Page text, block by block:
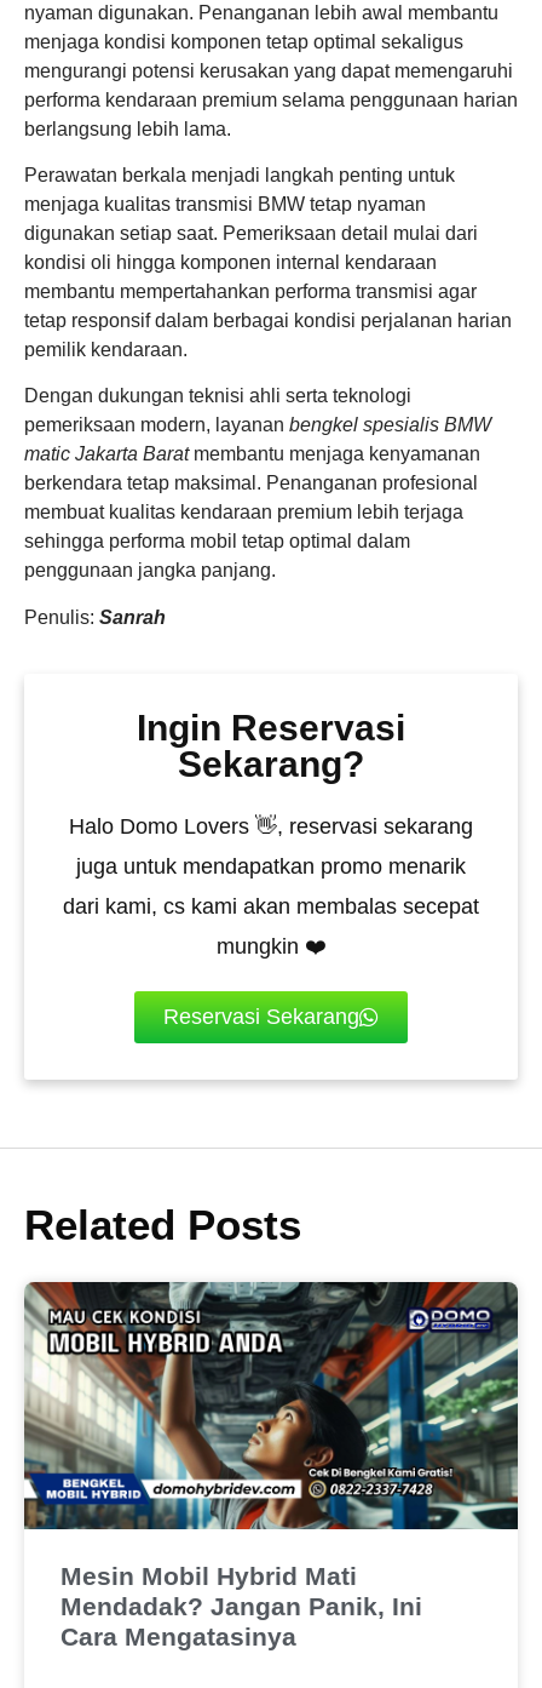
nyaman digunakan. Penanganan lebih awal membantu
menjaga kondisi komponen tetap optimal sekaligus
mengurangi potensi kerusakan yang dapat memengaruhi
performa kendaraan premium selama penggunaan harian
berlangsung lebih lama.
Perawatan berkala menjadi langkah penting untuk
menjaga kualitas transmisi BMW tetap nyaman
digunakan setiap saat. Pemeriksaan detail mulai dari
kondisi oli hingga komponen internal kendaraan
membantu mempertahankan performa transmisi agar
tetap responsif dalam berbagai kondisi perjalanan harian
pemilik kendaraan.
Dengan dukungan teknisi ahli serta teknologi
pemeriksaan modern, layanan bengkel spesialis BMW
matic Jakarta Baratmembantu menjaga kenyamanan
berkendara tetap maksimal. Penanganan profesional
membuat kualitas kendaraan premium lebih terjaga
sehingga performa mobil tetap optimal dalam
penggunaan jangka panjang.
Penulis: Sanrah
Ingin Reservasi
Sekarang?
Halo Domo Lovers 👋, reservasi sekarang
juga untuk mendapatkan promo menarik
dari kami, cs kami akan membalas secepat
mungkin ❤️
Reservasi Sekarang
Related Posts
Mesin Mobil Hybrid Mati
Mendadak? Jangan Panik, Ini
Cara Mengatasinya